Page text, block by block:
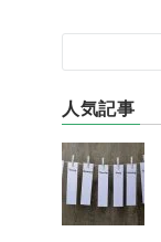
人気記事